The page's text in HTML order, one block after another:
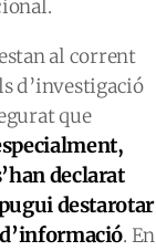
al corrent
d’investigació
que
declarat
destarotar
. En